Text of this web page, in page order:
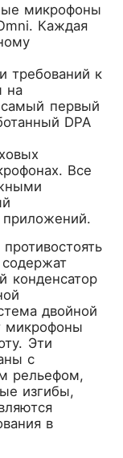
микрофоны
Каждая
требований к
на
первый
DPA
Все
приложений.
конденсатор
двойной
микрофоны
Эти
с
рельефом,
изгибы,
в